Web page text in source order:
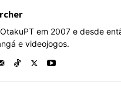
em 2007 e desde
e videojogos.